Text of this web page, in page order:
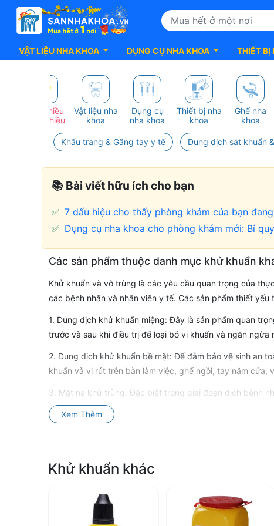
VẬT LIỆU NHA KHOA DỤNG CỤ NHA KHOA THIẾT BỊ
Mua nhiều
giảm nhiều
Vật liệu nha
khoa
Dụng cụ
nha khoa
Thiết bị nha
khoa
Ghế nha
khoa
Khẩu trang & Găng tay y tế Dung dịch sát khuẩn
📚 Bài viết hữu ích cho bạn
✅ 7 dấu hiệu cho thấy phòng khám của bạn
✅ Dụng cụ nha khoa cho phòng khám mới: Bí
Dung
dịch
khử
khuẩn
khác
–
trợ
Các sản phẩm thuộc danh mục khử khuẩn
Khử khuẩn và vô trùng là các yêu cầu quan trọng của
các bệnh nhân và nhân viên y tế. Các sản phẩm thiết yếu
1. Dung dịch khử khuẩn miệng: Đây là sản phẩm quan
trước và sau khi điều trị để loại bỏ vi khuẩn và ngăn ngừa
2. Dung dịch khử khuẩn bề mặt: Để đảm bảo vệ sinh an
khuẩn và vi rút trên bàn làm việc, ghế ngồi, tay nắm cửa,
3. Mặt nạ khử trùng: Đặc biệt trong giai đoạn dịch bệnh
Mặt nạ khử trùng có thể được sử dụng trong quá trình
5. Giấy khử trùng: Giấy khử trùng có thể được sử dụng
Mua các sản phẩm khử khuẩn trong nha khoa
Với uy tín và quá trình phát triển lâu năm trong ngành
Xem Thêm
Khử khuẩn khác